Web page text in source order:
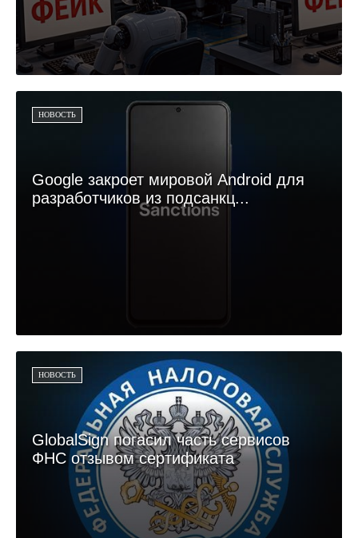
НОВОСТЬ
Google закроет мировой Android для
разработчиков из подсанкц...
НОВОСТЬ
GlobalSign погасил часть сервисов
ФНС отзывом сертификата